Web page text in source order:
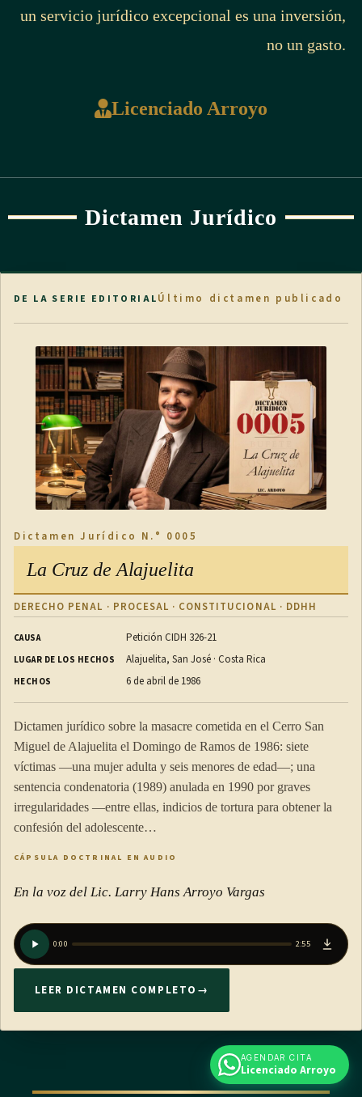
un servicio jurídico excepcional es una inversión,
no un gasto.
Licenciado Arroyo
Dictamen Jurídico
DE LA SERIE EDITORIALÚltimo dictamen publicado
Dictamen Jurídico N.° 0005
La Cruz de Alajuelita
DERECHO PENAL · PROCESAL · CONSTITUCIONAL · DDHH
CAUSA Petición CIDH 326-21
LUGAR DE LOS HECHOS Alajuelita, San José · Costa Rica
HECHOS 6 de abril de 1986
Dictamen jurídico sobre la masacre cometida en el Cerro San
Miguel de Alajuelita el Domingo de Ramos de 1986: siete
víctimas —una mujer adulta y seis menores de edad—; una
sentencia condenatoria (1989) anulada en 1990 por graves
irregularidades —entre ellas, indicios de tortura para obtener la
confesión del adolescente…
CÁPSULA DOCTRINAL EN AUDIO
En la voz del Lic. Larry Hans Arroyo Vargas
0:00 2:55
LEER DICTAMEN COMPLETO →
AGENDAR CITA
Licenciado Arroyo